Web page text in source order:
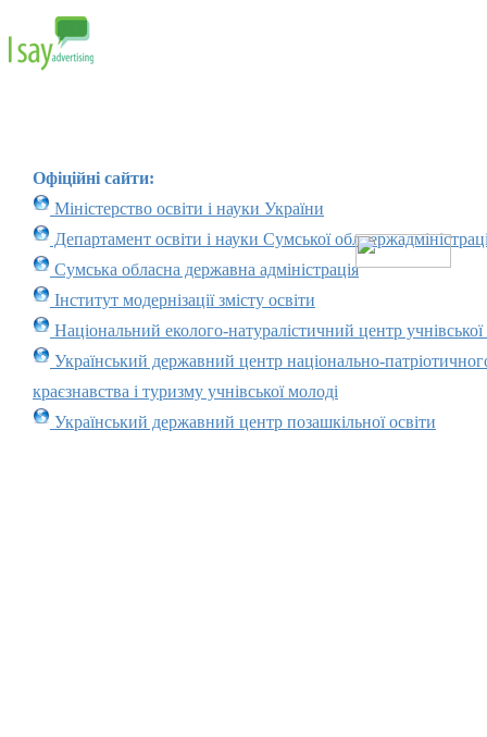
Офіційні сайти:
Міністерство освіти і науки України
Департамент освіти і науки Сумської
Сумська обласна державна адміністрація
Інститут модернізації змісту освіти
Національний еколого-натуралістичний центр учнівської
Український державний центр національно-
краєзнавства і туризму учнівської молоді
Український державний центр позашкільної освіти